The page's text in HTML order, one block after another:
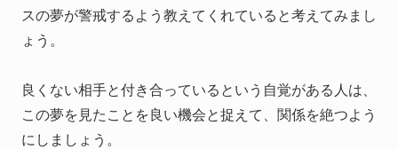
スの夢が警戒するよう教えてくれていると考えてみまし
ょう。
良くない相手と付き合っているという自覚がある人は、
この夢を見たことを良い機会と捉えて、関係を絶つよう
にしましょう。